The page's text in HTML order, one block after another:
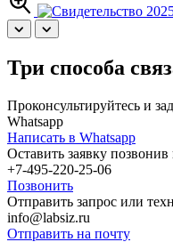
Три способа
Проконсультируйтесь и
Whatsapp
Написать в Whatsapp
Оставить заявку
+7-495-220-25-06
Позвонить
Отправить запрос или
info@labsiz.ru
Отправить на почту